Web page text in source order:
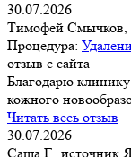
30.07.2026
Тимофей Смычков,
Процедура:
отзыв с сайта
Благодарю
кожного
Читать весь отзыв
30.07.2026
Саша Г., источник